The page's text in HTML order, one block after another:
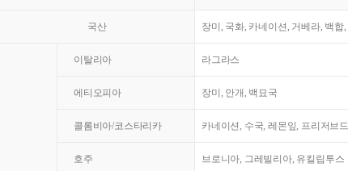
국산 장미, 국화, 카네이션, 거베라, 백
이탈리아 라그라스
에티오피아 장미, 안개, 백묘국
콜롬비아/코스타리카 카네이션, 수국, 레몬잎, 프리저브
호주 브로니아, 그레빌리아, 유킬립투스